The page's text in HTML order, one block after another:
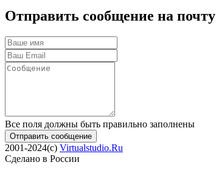
Отправить сообщение на почту
Все поля должны быть правильно заполнены
Отправить сообщение
2001-2024(c) Virtualstudio.Ru
Сделано в России